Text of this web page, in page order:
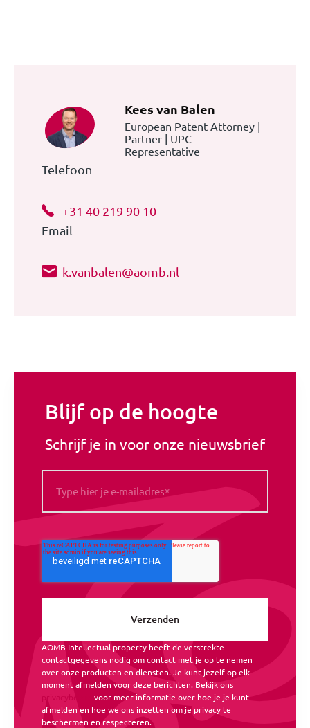
Kees van Balen
European Patent Attorney |
Partner | UPC
Representative
Telefoon
+31 40 219 90 10
Email
k.vanbalen@aomb.nl
Blijf op de hoogte
Schrijf je in voor onze nieuwsbrief
AOMB Intellectual property heeft de verstrekte
contactgegevens nodig om contact met je op te nemen
over onze producten en diensten. Je kunt jezelf op elk
moment afmelden voor deze berichten. Bekijk ons
voor meer informatie over hoe je je kunt
afmelden en hoe we ons inzetten om je privacy te
beschermen en respecteren.